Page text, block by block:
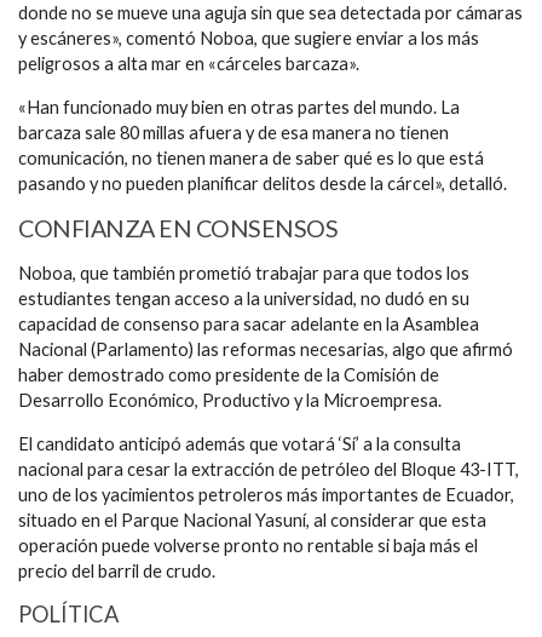
donde no se mueve una aguja sin que sea detectada por cámaras
y escáneres», comentó Noboa, que sugiere enviar a los más
peligrosos a alta mar en «cárceles barcaza».
«Han funcionado muy bien en otras partes del mundo. La
barcaza sale 80 millas afuera y de esa manera no tienen
comunicación, no tienen manera de saber qué es lo que está
pasando y no pueden planificar delitos desde la cárcel», detalló.
CONFIANZA EN CONSENSOS
Noboa, que también prometió trabajar para que todos los
estudiantes tengan acceso a la universidad, no dudó en su
capacidad de consenso para sacar adelante en la Asamblea
Nacional (Parlamento) las reformas necesarias, algo que afirmó
haber demostrado como presidente de la Comisión de
Desarrollo Económico, Productivo y la Microempresa.
El candidato anticipó además que votará ‘Sí’ a la consulta
nacional para cesar la extracción de petróleo del Bloque 43-ITT,
uno de los yacimientos petroleros más importantes de Ecuador,
situado en el Parque Nacional Yasuní, al considerar que esta
operación puede volverse pronto no rentable si baja más el
precio del barril de crudo.
POLÍTICA